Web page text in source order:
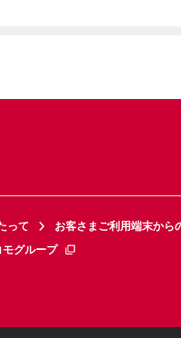
って お客さまご利用端末から
モグループ